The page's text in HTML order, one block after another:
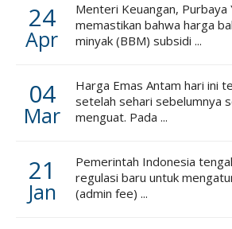
24
Apr
Menteri Keuangan, Purbaya
memastikan bahwa harga
minyak (BBM) subsidi ...
04
Mar
Harga Emas Antam hari ini
setelah sehari sebelumnya
menguat. Pada ...
21
Jan
Pemerintah Indonesia
regulasi baru untuk
(admin fee) ...